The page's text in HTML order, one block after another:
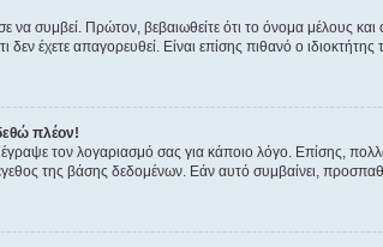
συμβεί. Πρώτον, βεβαιωθείτε ότι το όνομα μέλους
έχετε απαγορευθεί. Είναι επίσης πιθανό ο
πλέον!
τον λογαριασμό σας για κάποιο λόγο. Επίσης,
της βάσης δεδομένων. Εάν αυτό συμβαίνει,